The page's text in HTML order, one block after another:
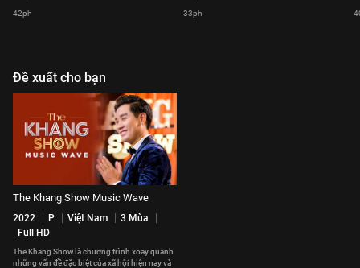
42ph 33ph
Đề xuất cho bạn
The Khang Show Music Wave
2022 P Việt Nam
3 Mùa
Full HD
The Khang Show là chương trình xoay quanh
những vấn đề đặc biệt của xã hội hiện nay và